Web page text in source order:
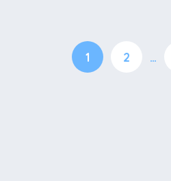
1 2 …